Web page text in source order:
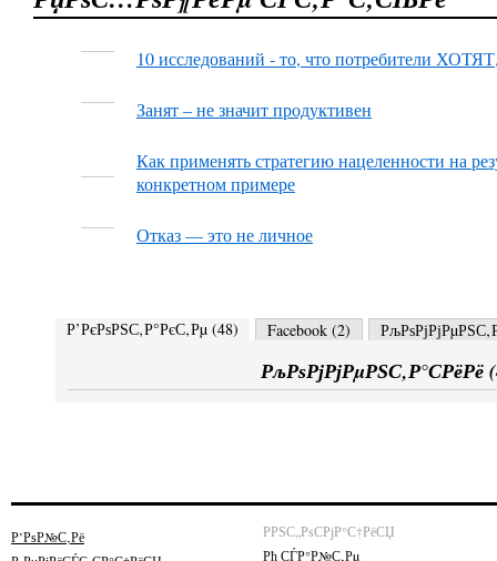
10 исследований - то, что потребители
Занят – не значит продуктивен
Как применять стратегию нацеленности на
конкретном примере
Отказ — это не личное
Р’РєРѕРЅС‚Р°РєС‚Рµ (48) Facebook (2)
РљРѕРјРјРµРЅС‚Р°СРёРё (
Р’РѕР№С‚Рё
РРЅС„РѕСРјР°С†РёСЏ
Рћ СЃР°Р№С‚Рµ